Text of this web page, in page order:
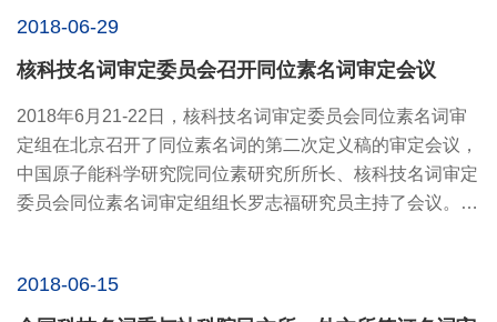
2018-06-29
核科技名词审定委员会召开同位素名词审定会议
2018年6月21-22日，核科技名词审定委员会同位素名词审
定组在北京召开了同位素名词的第二次定义稿的审定会议，
中国原子能科学研究院同位素研究所所长、核科技名词审定
委员会同位素名词审定组组长罗志福研究员主持了会议。全
2018-06-15